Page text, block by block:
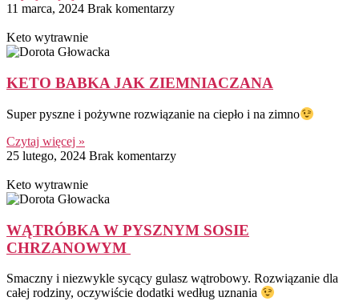
11 marca, 2024 Brak komentarzy
Keto wytrawnie
KETO BABKA JAK ZIEMNIACZANA
Super pyszne i pożywne rozwiązanie na ciepło i na zimno
Czytaj więcej »
25 lutego, 2024 Brak komentarzy
Keto wytrawnie
WĄTRÓBKA W PYSZNYM SOSIE
CHRZANOWYM
Smaczny i niezwykle sycący gulasz wątrobowy. Rozwiązanie dla
całej rodziny, oczywiście dodatki według uznania